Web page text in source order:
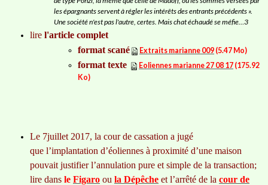
les épargnants servent à régler les intérêts des entrants précédents ».
Une société n'est pas l'autre, certes. Mais chat échaudé se méfie…3
lire l'article complet
format scané
Extraits marianne 009 (5.47 Mo)
format texte Eoliennes marianne 27 08 17 (175.92
Ko)
Le 7juillet 2017, la cour de cassation a jugé
que l’implantation d’éoliennes à proximité d’une maison
pouvait justifier l’annulation pure et simple de la transaction;
lire dans le Figaro ou la Dépêche et l’arrêté de la cour de